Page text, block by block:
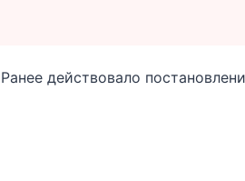
действовало